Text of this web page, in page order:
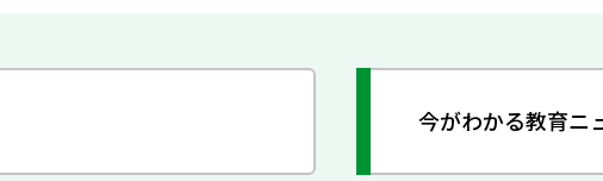
今がわかる教育ニ